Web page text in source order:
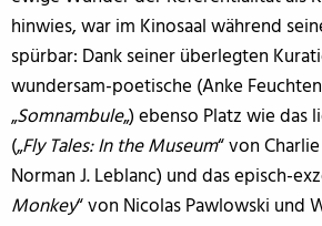
hinwies, war im Kinosaal während
spürbar: Dank seiner überlegten
wundersam-poetische (Anke
„Somnambule„) ebenso Platz wie
(„Fly Tales: In the Museum“ von
Norman J. Leblanc) und das episch-
Monkey“ von Nicolas Pawlowski und